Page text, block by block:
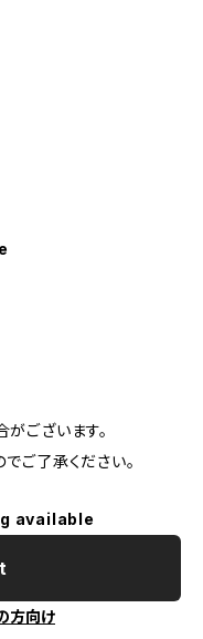
ございます。
ご了承ください。
available
方向け